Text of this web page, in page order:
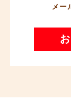
メー